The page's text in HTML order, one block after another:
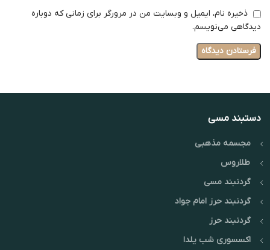
ذخیره نام، ایمیل و وبسایت من در مرورگر برای زمانی که دوباره
دیدگاهی می‌نویسم.
دستبند مسی
مجسمه مذهبی
طلاروس
گردنبند مسی
گردنبند حرز امام جواد
گردنبند حرز
اکسسوری شب یلدا